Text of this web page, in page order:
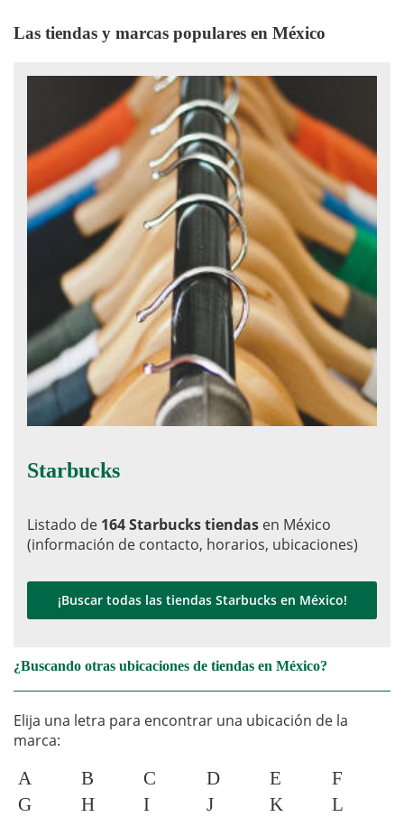
Las tiendas y marcas populares en México
Starbucks
Listado de 164 Starbucks tiendas en México
(información de contacto, horarios, ubicaciones)
¡Buscar todas las tiendas Starbucks en México!
¿Buscando otras ubicaciones de tiendas en México?
Elija una letra para encontrar una ubicación de la
marca:
A B C D E
F
G
H I J K L